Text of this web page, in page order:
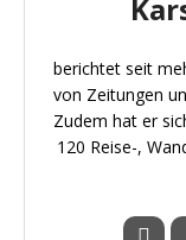
berichtet seit
von Zeitungen
Zudem hat er
120 Reise-,